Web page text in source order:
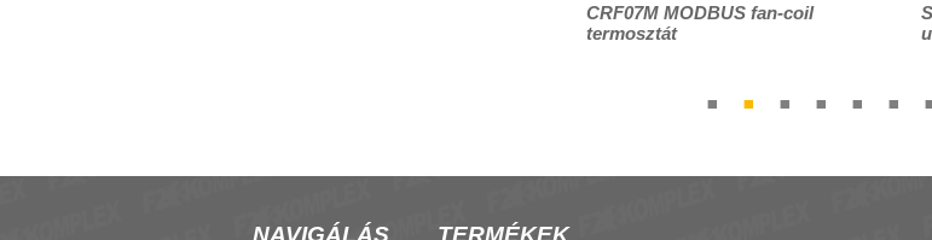
CRF07M MODBUS fan-coil
termosztát
NAVIGÁLÁS TERMÉKEK